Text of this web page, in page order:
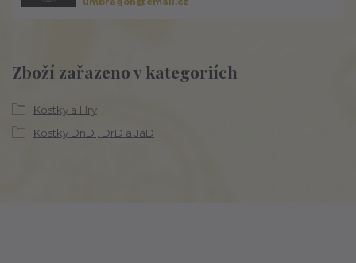
Zboží zařazeno v kategoriích
Kostky a Hry
Kostky DnD , DrD a JaD